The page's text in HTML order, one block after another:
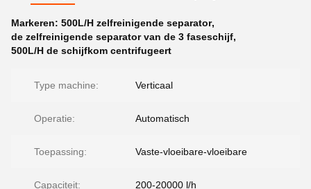
Markeren: 500L/H zelfreinigende separator,
de zelfreinigende separator van de 3 faseschijf,
500L/H de schijfkom centrifugeert
Type machine: Verticaal
Operatie: Automatisch
Toepassing: Vaste-vloeibare-vloeibare
Capaciteit: 200-20000 l/h